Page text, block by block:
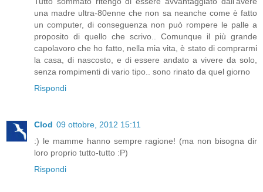
una madre ultra-80enne che non sa neanche come è fatto
un computer, di conseguenza non può rompere le palle a
proposito di quello che scrivo.. Comunque il più grande
capolavoro che ho fatto, nella mia vita, è stato di comprarmi
la casa, di nascosto, e di essere andato a vivere da solo,
senza rompimenti di vario tipo.. sono rinato da quel giorno
Rispondi
Clod 09 ottobre, 2012 15:11
:) le mamme hanno sempre ragione! (ma non bisogna dir
loro proprio tutto-tutto :P)
Rispondi